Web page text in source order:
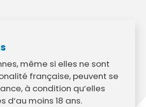
même si elles ne sont
française, peuvent se
à condition qu’elles
d’au moins 18 ans.